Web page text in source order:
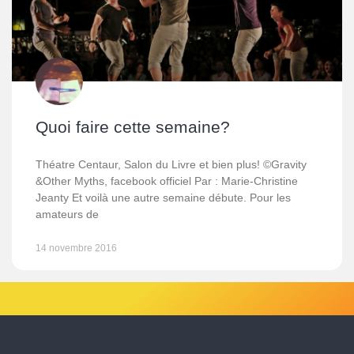
Quoi faire cette semaine?
Théatre Centaur, Salon du Livre et bien plus! ©Gravity
&Other Myths, facebook officiel Par : Marie-Christine
Jeanty Et voilà une autre semaine débute. Pour les
amateurs de
14 novembre 2016